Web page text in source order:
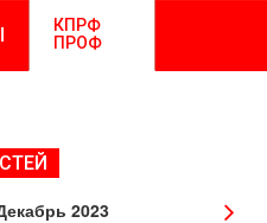
КПРФ
ПРОФ
2023